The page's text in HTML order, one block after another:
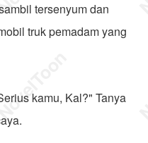
tersenyum dan
truk pemadam yang
kamu, Kal?" Tanya